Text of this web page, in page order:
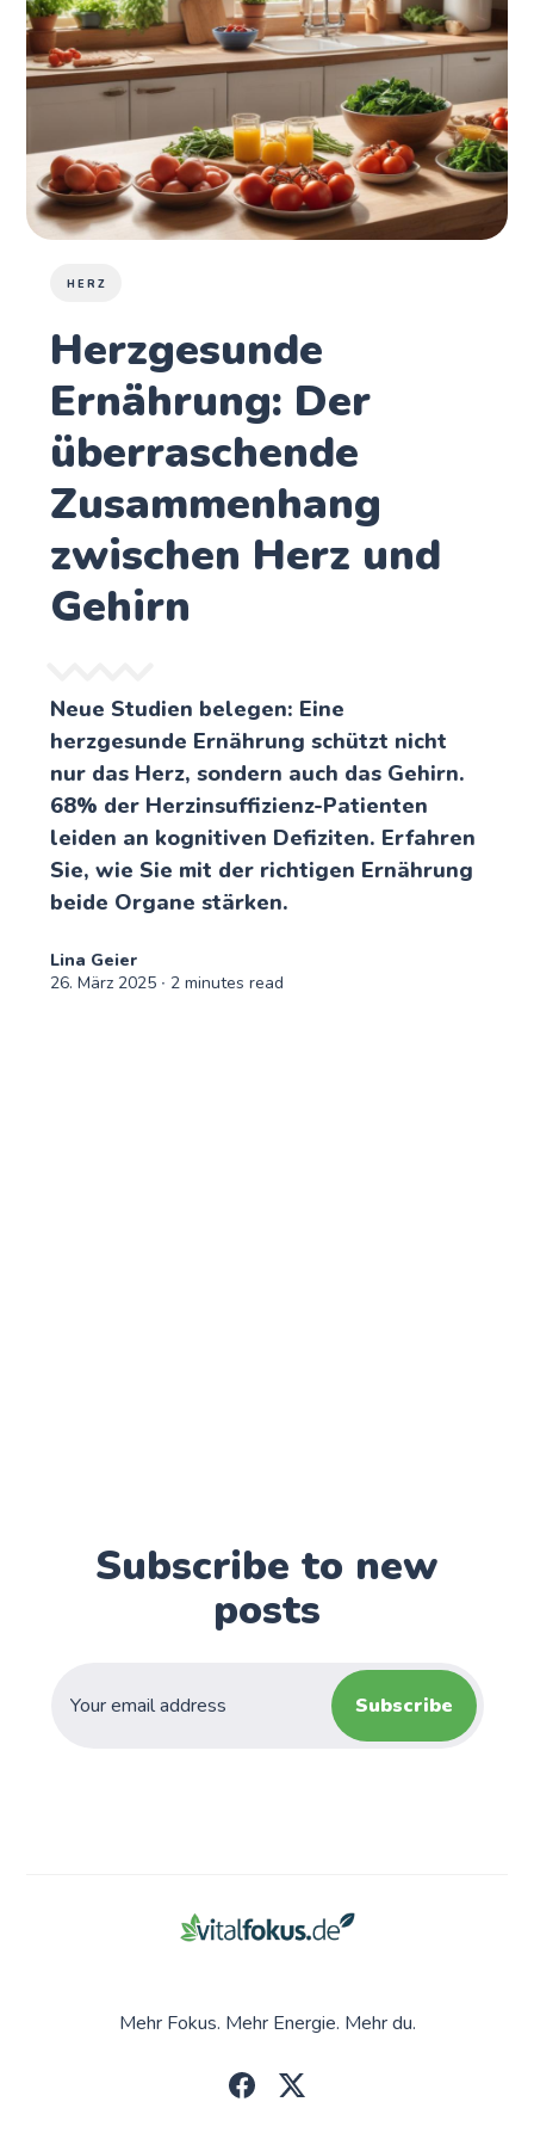
HERZ
Herzgesunde
Ernährung: Der
überraschende
Zusammenhang
zwischen Herz und
Gehirn
Neue Studien belegen: Eine
herzgesunde Ernährung schützt nicht
nur das Herz, sondern auch das Gehirn.
68% der Herzinsuffizienz-Patienten
leiden an kognitiven Defiziten. Erfahren
Sie, wie Sie mit der richtigen Ernährung
beide Organe stärken.
Lina Geier
26. März 2025 ∙ 2 minutes read
Subscribe to new
posts
Subscribe
Mehr Fokus. Mehr Energie. Mehr du.